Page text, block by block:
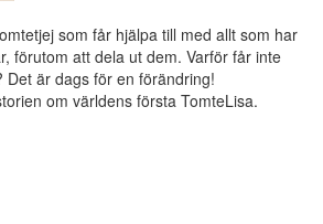
som får hjälpa till med allt som har
förutom att dela ut dem. Varför får inte
Det är dags för en förändring!
om världens första TomteLisa.